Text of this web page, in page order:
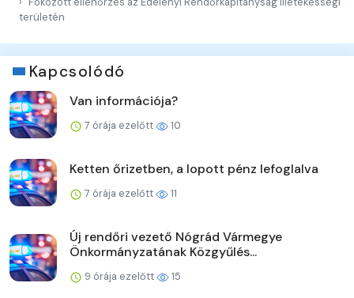
területén
Kapcsolódó
Van információja?
7 órája ezelőtt 10
Ketten őrizetben, a lopott pénz lefoglalva
7 órája ezelőtt 11
Új rendőri vezető Nógrád Vármegye
Önkormányzatának Közgyűlés...
9 órája ezelőtt 15